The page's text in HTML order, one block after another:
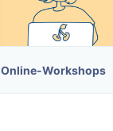
Online-Workshops